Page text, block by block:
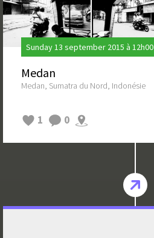
Sunday 13 september 2015 à 12h00
Medan
Medan, Sumatra du Nord, Indonésie
1 0